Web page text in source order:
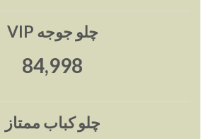
چلو جوجه VIP
85,000
چلو کباب ممتاز